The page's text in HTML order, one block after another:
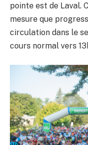
pointe est de Laval.
mesure que
circulation dans le
cours normal vers